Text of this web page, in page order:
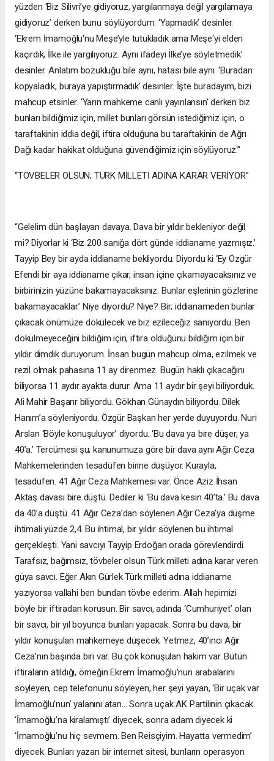
yüzden ‘Biz Silivri’ye gidiyoruz, yargılanmaya değil yargılamaya
gidiyoruz’ derken bunu söylüyordum. ‘Yapmadık’ desinler.
‘Ekrem İmamoğlu‘nu Meşe’yle tutukladık ama Meşe‘yi elden
kaçırdık, İlke ile yargılıyoruz. Aynı ifadeyi İlke’ye söyletmedik’
desinler. Anlatım bozukluğu bile aynı, hatası bile aynı. ‘Buradan
kopyaladık, buraya yapıştırmadık’ desinler. İşte buradayım, bizi
mahcup etsinler. ‘Yarın mahkeme canlı yayınlansın’ derken biz
bunları bildiğimiz için, millet bunları görsün istediğimiz için, o
taraftakinin iddia değil, iftira olduğuna bu taraftakinin de Ağrı
Dağı kadar hakikat olduğuna güvendiğimiz için söylüyoruz.”
“TÖVBELER OLSUN; TÜRK MİLLETİ ADINA KARAR VERİYOR”
“Gelelim dün başlayan davaya. Dava bir yıldır bekleniyor değil
mi? Diyorlar ki ‘Biz 200 sanığa dört günde iddianame yazmışız.’
Tayyip Bey bir ayda iddianame bekliyordu. Diyordu ki ‘Ey Özgür
Efendi bir aya iddianame çıkar, insan içine çıkamayacaksınız ve
birbirinizin yüzüne bakamayacaksınız. Bunlar eşlerinin gözlerine
bakamayacaklar.’ Niye diyordu? Niye? Bir; iddianameden bunlar
çıkacak önümüze dökülecek ve biz ezileceğiz sanıyordu. Ben
dökülmeyeceğini bildiğim için, iftira olduğunu bildiğim için bir
yıldır dimdik duruyorum. İnsan bugün mahcup olma, ezilmek ve
rezil olmak pahasına 11 ay direnmez. Bugün haklı çıkacağını
biliyorsa 11 aydır ayakta durur. Ama 11 aydır bir şeyi biliyorduk.
Ali Mahir Başarır biliyordu. Gökhan Günaydın biliyordu. Dilek
Hanım’a söyleniyordu. Özgür Başkan her yerde duyuyordu. Nuri
Arslan ‘Böyle konuşuluyor’ diyordu. ‘Bu dava ya bire düşer, ya
40’a.’ Tercümesi şu; kanunumuza göre bir dava aynı Ağır Ceza
Mahkemelerinden tesadüfen birine düşüyor. Kurayla,
tesadüfen. 41 Ağır Ceza Mahkemesi var. Önce Aziz İhsan
Aktaş davası bire düştü. Dediler ki ‘Bu dava kesin 40’ta.’ Bu dava
da 40’a düştü. 41 Ağır Ceza’dan söylenen Ağır Ceza’ya düşme
ihtimali yüzde 2,4. Bu ihtimal, bir yıldır söylenen bu ihtimal
gerçekleşti. Yani savcıyı Tayyip Erdoğan orada görevlendirdi.
Tarafsız, bağımsız, tövbeler olsun Türk milleti adına karar veren
güya savcı. Eğer Akın Gürlek Türk milleti adına iddianame
yazıyorsa vallahi ben bundan tövbe ederim. Allah hepimizi
böyle bir iftiradan korusun. Bir savcı, adında ‘Cumhuriyet’ olan
bir savcı, bir yıl boyunca bunları yapacak. Sonra bu dava, bir
yıldır konuşulan mahkemeye düşecek. Yetmez, 40’ıncı Ağır
Ceza’nın başında biri var. Bu çok konuşulan hakim var. Bütün
iftiraların atıldığı, örneğin Ekrem İmamoğlu’nun arabalarını
söyleyen, cep telefonunu söyleyen, her şeyi yayan, ‘Bir uçak var
İmamoğlu’nun’ yalanını atan… Sonra uçak AK Partilinin çıkacak.
‘İmamoğlu’na kiralamıştı’ diyecek, sonra adam diyecek ki
‘İmamoğlu’nu hiç sevmem. Ben Reisçiyim. Hayatta vermedim’
diyecek. Bunları yazan bir internet sitesi, bunların operasyon